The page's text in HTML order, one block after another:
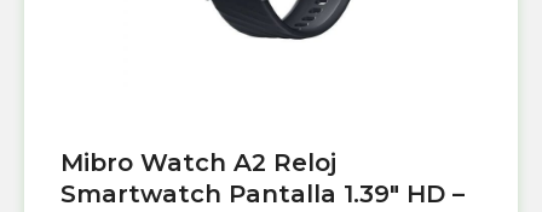
Mibro Watch A2 Reloj
Smartwatch Pantalla 1.39″ HD –